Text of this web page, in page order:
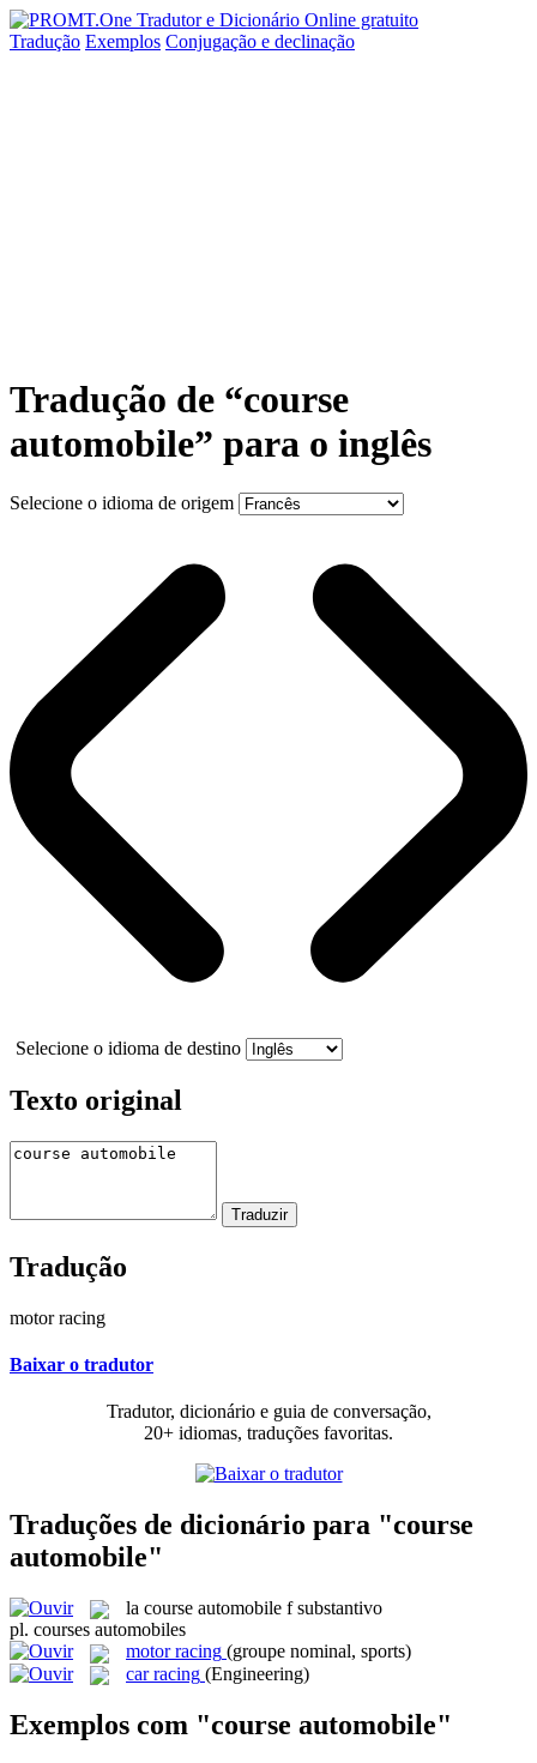
Tradução Exemplos Conjugação e declinação
Tradução de “course
automobile” para o inglês
Selecione o idioma de origem
Selecione o idioma de destino
Texto original
Tradução
motor racing
Baixar o tradutor
Tradutor, dicionário e guia de conversação,
20+ idiomas, traduções favoritas.
Traduções de dicionário para "course
automobile"
la course automobile f substantivo
pl. courses automobiles
motor racing (groupe nominal, sports)
car racing (Engineering)
Exemplos com "course automobile"